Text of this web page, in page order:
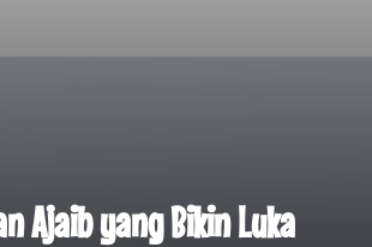
Ajaib yang Bikin Luka